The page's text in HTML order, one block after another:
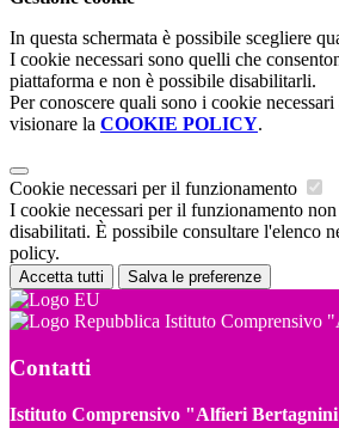
In questa schermata è possibile scegliere
I cookie necessari sono quelli che
piattaforma e non è possibile disabilitarli.
Per conoscere quali sono i cookie
visionare la COOKIE POLICY.
Cookie necessari per il funzionamento
I cookie necessari per il funzionamento non
disabilitati. È possibile consultare l'elenco
policy.
Accetta tutti Salva le preferenze
Istituto Comprensivo
Contatti
Istituto Comprensivo "Alfieri